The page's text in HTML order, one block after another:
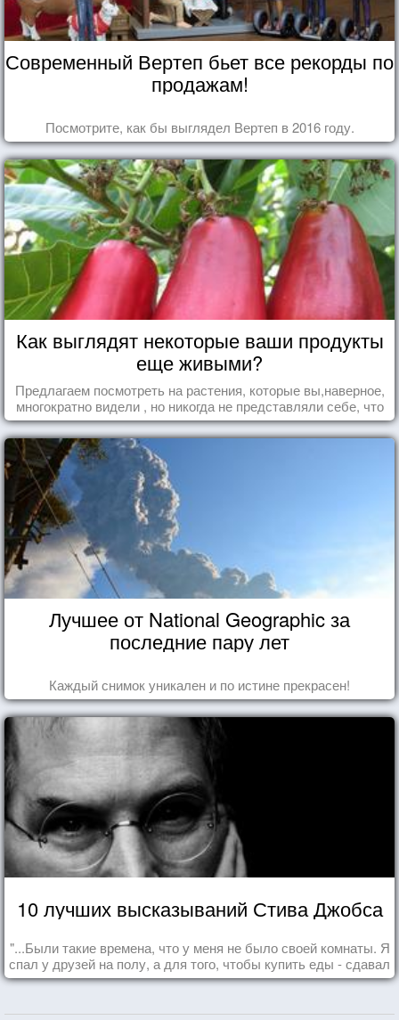
Современный Вертеп бьет все рекорды по
продажам!
Посмотрите, как бы выглядел Вертеп в 2016 году.
Как выглядят некоторые ваши продукты
еще живыми?
Предлагаем посмотреть на растения, которые вы,наверное,
многократно видели , но никогда не представляли себе, что
употребляете их в пищу.
Лучшее от National Geographic за
последние пару лет
Каждый снимок уникален и по истине прекрасен!
10 лучших высказываний Стива Джобса
"...Были такие времена, что у меня не было своей комнаты. Я
спал у друзей на полу, а для того, чтобы купить еды - сдавал
бутылки из под кока-колы"